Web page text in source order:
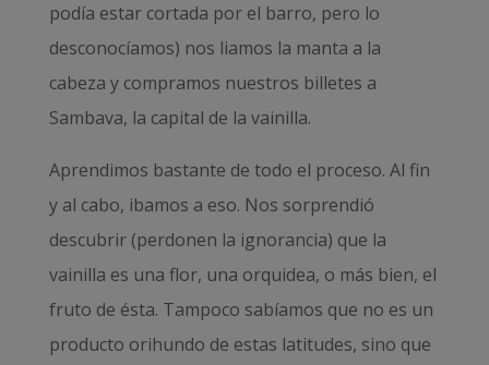
podía estar cortada por el barro, pero lo
desconocíamos) nos liamos la manta a la
cabeza y compramos nuestros billetes a
Sambava, la capital de la vainilla.
Aprendimos bastante de todo el proceso. Al fin
y al cabo, ibamos a eso. Nos sorprendió
descubrir (perdonen la ignorancia) que la
vainilla es una flor, una orquidea, o más bien, el
fruto de ésta. Tampoco sabíamos que no es un
producto orihundo de estas latitudes, sino que